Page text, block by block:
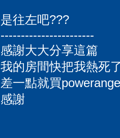
是往左吧???
-----------------------
感謝大大分享這篇
我的房間快把我熱死
差一點就買
感謝